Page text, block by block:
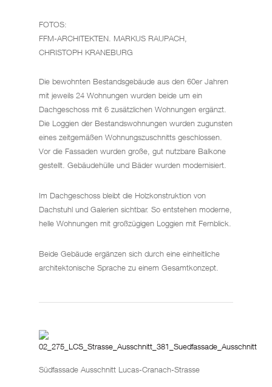
FOTOS:
FFM-ARCHITEKTEN. MARKUS RAUPACH,
CHRISTOPH KRANEBURG
Die bewohnten Bestandsgebäude aus den 60er Jahren
mit jeweils 24 Wohnungen wurden beide um ein
Dachgeschoss mit 6 zusätzlichen Wohnungen ergänzt.
Die Loggien der Bestandswohnungen wurden zugunsten
eines zeitgemäßen Wohnungszuschnitts geschlossen.
Vor die Fassaden wurden große, gut nutzbare Balkone
gestellt. Gebäudehülle und Bäder wurden modernisiert.
Im Dachgeschoss bleibt die Holzkonstruktion von
Dachstuhl und Galerien sichtbar. So entstehen moderne,
helle Wohnungen mit großzügigen Loggien mit Fernblick.
Beide Gebäude ergänzen sich durch eine einheitliche
architektonische Sprache zu einem Gesamtkonzept.
Südfassade Ausschnitt Lucas-Cranach-Strasse